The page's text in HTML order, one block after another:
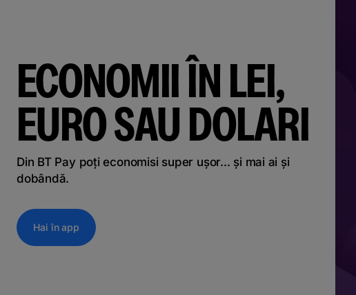
ECONOMII ÎN LEI,
EURO SAU DOLARI
Din BT Pay poți economisi super ușor... și mai ai și
dobândă.
Hai în app